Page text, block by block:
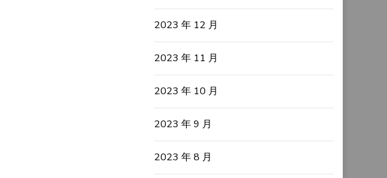
2023 年 12 月
2023 年 11 月
2023 年 10 月
2023 年 9 月
2023 年 8 月